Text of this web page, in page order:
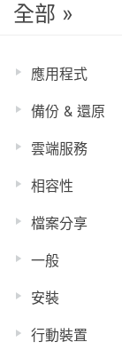
全部 »
應用程式
備份 & 還原
雲端服務
相容性
檔案分享
一般
安裝
行動裝置